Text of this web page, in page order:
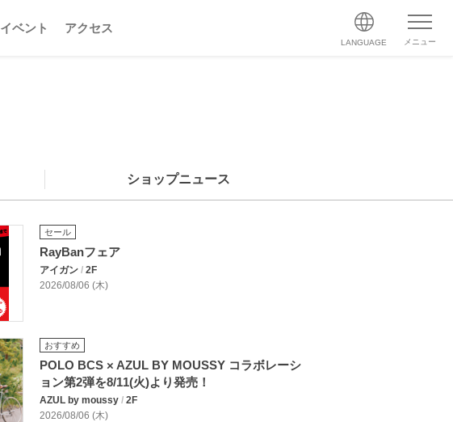
イベント アクセス
LANGUAGE メニュー
ショップニュース
セール
RayBanフェア
アイガン / 2F
2026/08/06 (木)
おすすめ
POLO BCS × AZUL BY MOUSSY コラボレーシ
ョン第2弾を8/11(火)より発売！
AZUL by moussy / 2F
2026/08/06 (木)